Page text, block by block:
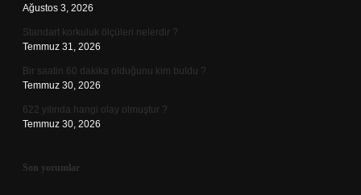
Ağustos 3, 2026
Standart korkuluk ölçüleri nelerdir ?
Temmuz 31, 2026
Bir saatin 60 dakika olduğunu kim buldu ?
Temmuz 30, 2026
622 yılında hangi olay olmuştur ?
Temmuz 30, 2026
Son yorumlar